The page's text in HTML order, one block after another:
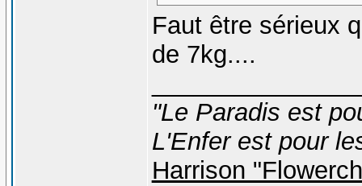
Faut être sérieux
de 7kg....
"Le Paradis est
L'Enfer est pour
Harrison